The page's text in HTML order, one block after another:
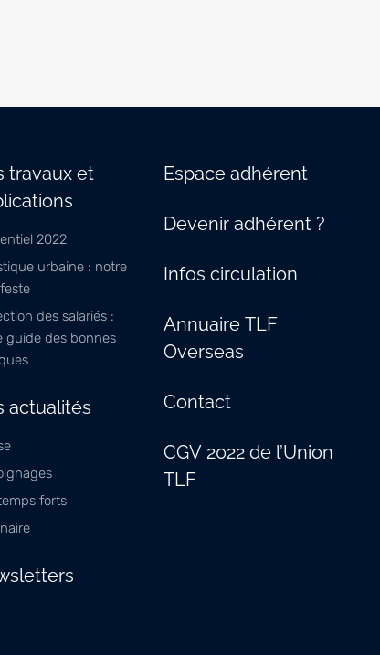
travaux et
2022
urbaine : notre
des salariés :
guide des bonnes
actualités
forts
Espace adhérent
Devenir adhérent ?
Infos circulation
Annuaire TLF
Overseas
Contact
CGV 2022 de l’Union
TLF